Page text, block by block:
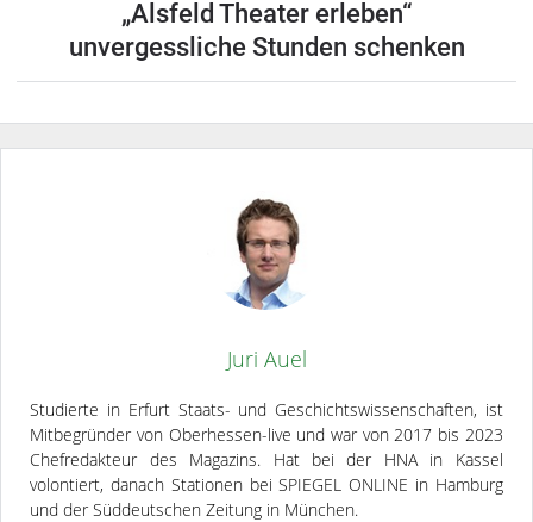
„Alsfeld Theater erleben“
unvergessliche Stunden schenken
Juri Auel
Studierte in Erfurt Staats- und Geschichtswissenschaften, ist
Mitbegründer von Oberhessen-live und war von 2017 bis 2023
Chefredakteur des Magazins. Hat bei der HNA in Kassel
volontiert, danach Stationen bei SPIEGEL ONLINE in Hamburg
und der Süddeutschen Zeitung in München.